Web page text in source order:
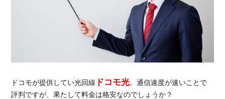
のオ
プシ
ドコモが提供してい光回線 ドコモ光。通信速度が速いことで
評判ですが、果たして料金は格安なのでしょうか？